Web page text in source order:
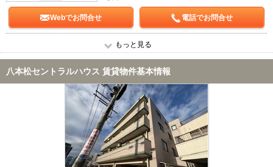
Webでお問合せ 電話でお問合せ
もっと見る
八本松セントラルハウス 賃貸物件基本情報